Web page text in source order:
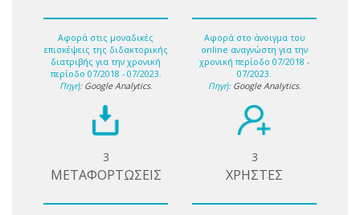
Αφορά στις μοναδικές
επισκέψεις της διδακτορικής
διατριβής για την χρονική
περίοδο 07/2018 - 07/2023.
Πηγή: Google Analytics.
Αφορά στο άνοιγμα του
online αναγνώστη για την
χρονική περίοδο 07/2018 -
07/2023.
Πηγή: Google Analytics.
3
ΜΕΤΑΦΟΡΤΩΣΕΙΣ
3
ΧΡΗΣΤΕΣ